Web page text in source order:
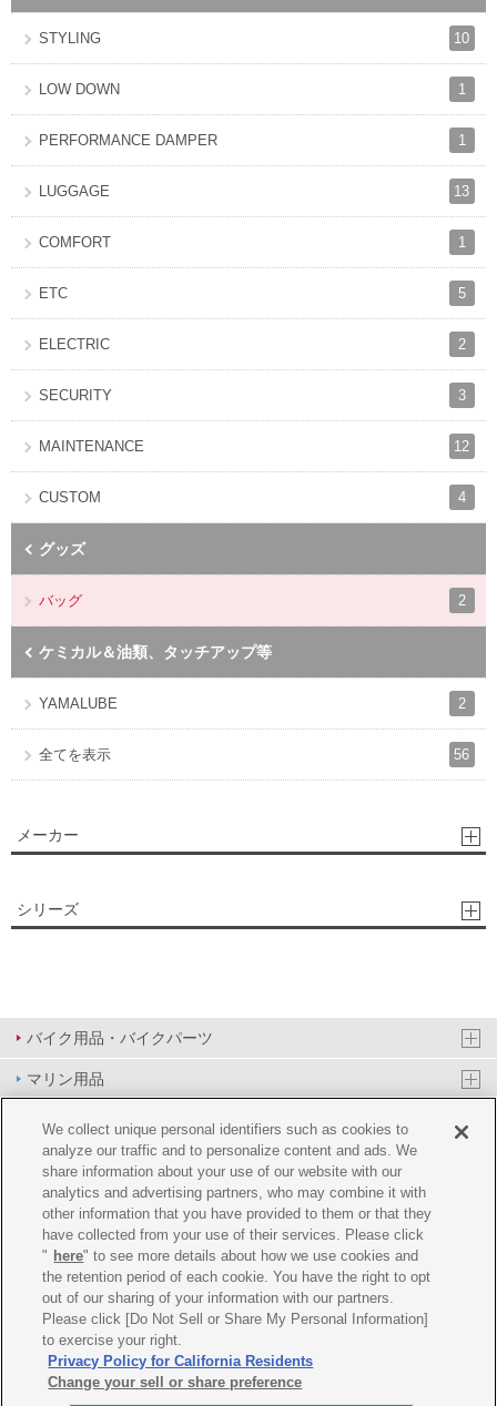
STYLING 10
LOW DOWN 1
PERFORMANCE DAMPER 1
LUGGAGE 13
COMFORT 1
ETC 5
ELECTRIC 2
SECURITY 3
MAINTENANCE 12
CUSTOM 4
グッズ
バッグ 2
ケミカル＆油類、タッチアップ等
YAMALUBE 2
全てを表示 56
メーカー
シリーズ
バイク用品・バイクパーツ
マリン用品
PAS/YPJ用品
その他用品
イベント&エンターテイメント
オンラインショップ
企業情報
ご利用規約 推薦環境 プライバシーポリシー Cookie ポリシー
We collect unique personal identifiers such as cookies to
analyze our traffic and to personalize content and ads. We
share information about your use of our website with our
analytics and advertising partners, who may combine it with
other information that you have provided to them or that they
have collected from your use of their services. Please click
" here" to see more details about how we use cookies and
the retention period of each cookie. You have the right to opt
out of our sharing of your information with our partners.
Please click [Do Not Sell or Share My Personal Information]
to exercise your right.
Privacy Policy for California Residents
Change your sell or share preference